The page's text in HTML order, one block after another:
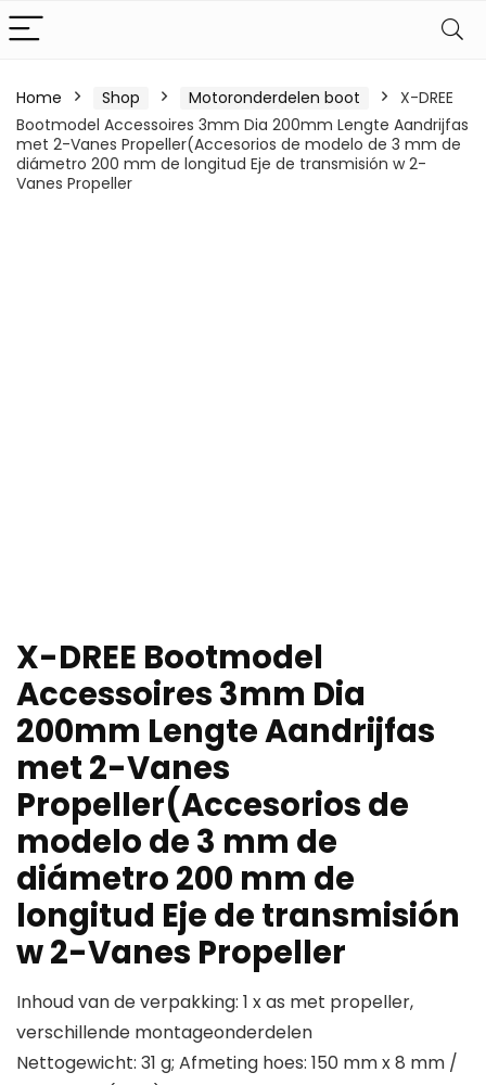
Home Shop Motoronderdelen boot
X-DREE
Bootmodel Accessoires 3mm Dia 200mm Lengte Aandrijfas
met 2-Vanes Propeller(Accesorios de modelo de 3 mm de
diámetro 200 mm de longitud Eje de transmisión w 2-
Vanes Propeller
X-DREE Bootmodel
Accessoires 3mm Dia
200mm Lengte Aandrijfas
met 2-Vanes
Propeller(Accesorios de
modelo de 3 mm de
diámetro 200 mm de
longitud Eje de transmisión
w 2-Vanes Propeller
Inhoud van de verpakking: 1 x as met propeller,
verschillende montageonderdelen
Nettogewicht: 31 g; Afmeting hoes: 150 mm x 8 mm /